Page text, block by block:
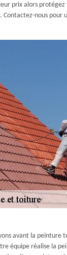
prix alors
Contactez-nous pour
avant la peinture
équipe réalise la